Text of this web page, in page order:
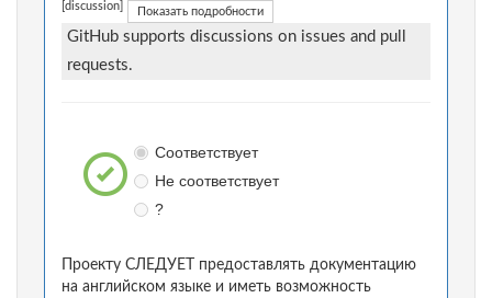
[discussion] Показать подробности
GitHub supports discussions on issues and pull
requests.
Соответствует
Не соответствует
?
Проекту СЛЕДУЕТ предоставлять документацию
на английском языке и иметь возможность